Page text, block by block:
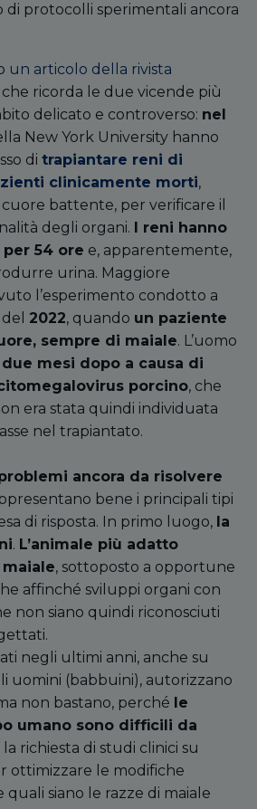
di protocolli sperimentali ancora
un articolo della rivista
che ricorda le due vicende più
delicato e controverso: nel
New York University hanno
di trapiantare reni di
clinicamente morti,
cuore battente, per verificare il
degli organi. I reni hanno
54 ore e, apparentemente,
urina. Maggiore
l’esperimento condotto a
2022, quando un paziente
sempre di maiale. L’uomo
mesi dopo a causa di
porcino, che
era stata quindi individuata
nel trapiantato.
ancora da risolvere
bene i principali tipi
di risposta. In primo luogo, la
. L’animale più adatto
, sottoposto a opportune
affinché sviluppi organi con
non siano quindi riconosciuti
negli ultimi anni, anche su
uomini (babbuini), autorizzano
non bastano, perché le
umano sono difficili da
la richiesta di studi clinici su
ottimizzare le modifiche
siano le razze di maiale